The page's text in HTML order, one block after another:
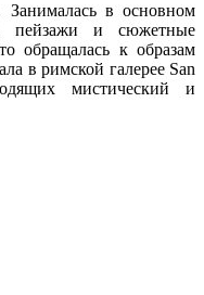
в основном
пейзажи и сюжетные
обращалась к образам
в римской галерее San
мистический и